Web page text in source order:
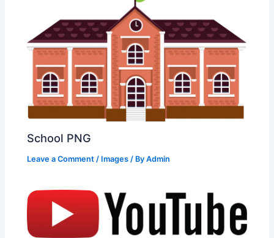
School PNG
Leave a Comment / Images / ByAdmin